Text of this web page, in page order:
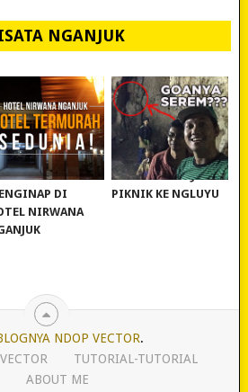
NGANJUK
BANGET!
DI
NIRWANA
WISATA NGANJUK:
PIKNIK KE NGLUYU
NDOP VECTOR.
TUTORIAL-TUTORIAL
ABOUT ME